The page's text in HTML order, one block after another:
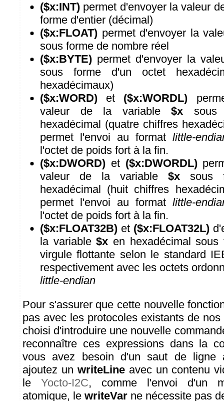
($x:INT) permet d'envoyer la valeur
forme d'entier (décimal)
($x:FLOAT) permet d'envoyer la
sous forme de nombre réel
($x:BYTE) permet d'envoyer la
sous forme d'un octet
hexadécimaux)
($x:WORD) et ($x:WORDL)
valeur de la variable $x sous
hexadécimal (quatre chiffres
permet l'envoi au format little-
l'octet de poids fort à la fin.
($x:DWORD) et ($x:DWORDL)
valeur de la variable $x sous
hexadécimal (huit chiffres
permet l'envoi au format little-
l'octet de poids fort à la fin.
($x:FLOAT32B) et ($x:FLOAT32L)
la variable$x en hexadécimal
virgule flottante selon le standard
respectivement avec les octets
little-endian
Pour s'assurer que cette nouvelle
pas avec les protocoles existants de
choisi d'introduire une nouvelle
reconnaître ces expressions dans la
vous avez besoin d'un saut de
ajoutez un writeLineavec un contenu
le Yocto-I2C, comme l'envoi d'un
atomique, le writeVar ne nécessite pas